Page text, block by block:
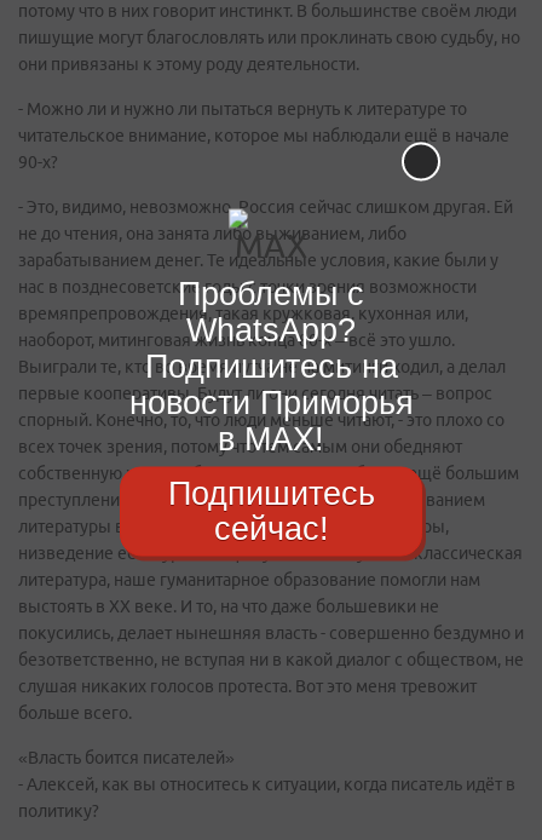
потому что в них говорит инстинкт. В большинстве своём люди
пишущие могут благословлять или проклинать свою судьбу, но
они привязаны к этому роду деятельности.
- Можно ли и нужно ли пытаться вернуть к литературе то
читательское внимание, которое мы наблюдали ещё в начале
90-х?
- Это, видимо, невозможно, Россия сейчас слишком другая. Ей
не до чтения, она занята либо выживанием, либо
зарабатыванием денег. Те идеальные условия, какие были у
нас в позднесоветские годы с точки зрения возможности
времяпрепровождения, такая кружковая, кухонная или,
наоборот, митинговая жизнь конца 80-х – всё это ушло.
Выиграли те, кто во время путча не на митинги ходил, а делал
первые кооперативы. Будут ли они сегодня читать – вопрос
спорный. Конечно, то, что люди меньше читают, - это плохо со
всех точек зрения, потому что тем самым они обедняют
собственную жизнь, обкрадывают сами себя. Но ещё большим
преступлением я считаю то, что делается с преподаванием
литературы в школе: сокращение уроков литературы,
низведение её на уровень факультатива. Русская классическая
литература, наше гуманитарное образование помогли нам
выстоять в ХХ веке. И то, на что даже большевики не
покусились, делает нынешняя власть - совершенно бездумно и
безответственно, не вступая ни в какой диалог с обществом, не
слушая никаких голосов протеста. Вот это меня тревожит
больше всего.
«Власть боится писателей»
- Алексей, как вы относитесь к ситуации, когда писатель идёт в
политику?
Проблемы с
WhatsApp?
Подпишитесь на
новости Приморья
в MAX!
Подпишитесь
сейчас!